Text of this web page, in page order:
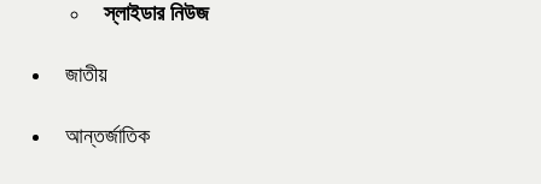
স্লাইডার নিউজ
জাতীয়
আন্তর্জাতিক